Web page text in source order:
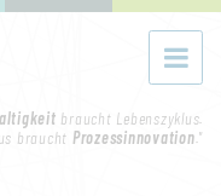
braucht Lebenszyklus.
braucht Prozessinnovation."